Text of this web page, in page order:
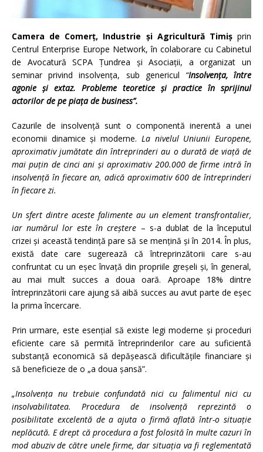
Camera de Comerţ, Industrie şi Agricultură Timiş prin
Centrul Enterprise Europe Network, în colaborare cu Cabinetul
de Avocatură SCPA Ţundrea şi Asociaţii, a organizat un
seminar privind insolvenţa, sub genericul “Insolvenţa, între
agonie şi extaz. Probleme teoretice şi practice în sprijinul
actorilor de pe piaţa de business”.
Cazurile de insolvenţă sunt o componentă inerentă a unei
economii dinamice şi moderne. La nivelul Uniunii Europene,
aproximativ jumătate din întreprinderi au o durată de viaţă de
mai puţin de cinci ani şi aproximativ 200.000 de firme intră în
insolvenţă în fiecare an, adică aproximativ 600 de întreprinderi
în fiecare zi.
Un sfert dintre aceste falimente au un element transfrontalier,
iar numărul lor este în creştere – s-a dublat de la începutul
crizei şi această tendinţă pare să se menţină şi în 2014. În plus,
există date care sugerează că întreprinzătorii care s-au
confruntat cu un eşec învaţă din propriile greşeli şi, în general,
au mai mult succes a doua oară. Aproape 18% dintre
întreprinzătorii care ajung să aibă succes au avut parte de eşec
la prima încercare.
Prin urmare, este esenţial să existe legi moderne şi proceduri
eficiente care să permită întreprinderilor care au suficientă
substanţă economică să depăşească dificultăţile financiare şi
să beneficieze de o „a doua şansă”.
„Insolvenţa nu trebuie confundată nici cu falimentul nici cu
insolvabilitatea.
Procedura de insolvenţă reprezintă o
posibilitate excelentă de a ajuta o firmă aflată într-o situaţie
neplăcută. E drept că procedura a fost folosită în multe cazuri în
mod abuziv de către unele firme, dar situaţia va fi reglementată